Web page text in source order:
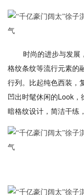
时尚的进步与发展
格纹条纹等流行元素的
行列。比起纯色西装，
凹出时髦休闲的Look
暗格纹设计，简洁干练